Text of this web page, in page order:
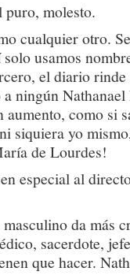
puro, molesto.
cualquier otro.
usamos
el diario
ningún Nathanael
como si
siquiera yo
de Lourdes!
especial al
da más
sacerdote,
que hacer.